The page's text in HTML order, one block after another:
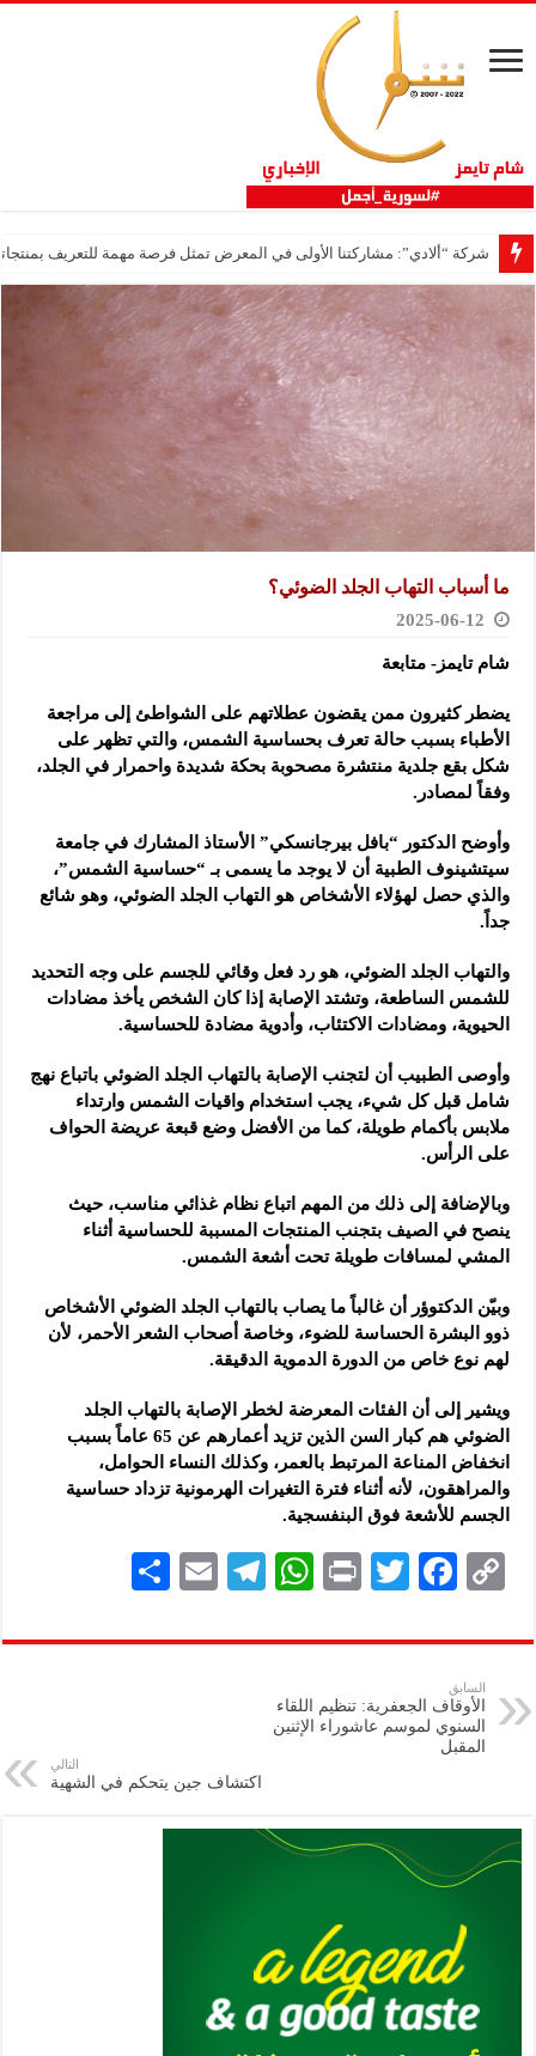
شركة “ألادي”: مشاركتنا الأولى في المعرض تمثل فرصة مهمة للتعريف
ما أسباب التهاب الجلد الضوئي؟
2025-06-12
شام تايمز- متابعة
يضطر كثيرون ممن يقضون عطلاتهم على الشواطئ إلى مراجعة
الأطباء بسبب حالة تعرف بحساسية الشمس، والتي تظهر على
شكل بقع جلدية منتشرة مصحوبة بحكة شديدة واحمرار في الجلد،
وفقاً لمصادر.
وأوضح الدكتور “بافل بيرجانسكي” الأستاذ المشارك في جامعة
سيتشينوف الطبية أن لا يوجد ما يسمى بـ “حساسية الشمس”،
والذي حصل لهؤلاء الأشخاص هو التهاب الجلد الضوئي، وهو شائع
جداً.
والتهاب الجلد الضوئي، هو رد فعل وقائي للجسم على وجه التحديد
للشمس الساطعة، وتشتد الإصابة إذا كان الشخص يأخذ مضادات
الحيوية، ومضادات الاكتئاب، وأدوية مضادة للحساسية.
وأوصى الطبيب أن لتجنب الإصابة بالتهاب الجلد الضوئي باتباع نهج
شامل قبل كل شيء، يجب استخدام واقيات الشمس وارتداء
ملابس بأكمام طويلة، كما من الأفضل وضع قبعة عريضة الحواف
على الرأس.
وبالإضافة إلى ذلك من المهم اتباع نظام غذائي مناسب، حيث
ينصح في الصيف بتجنب المنتجات المسببة للحساسية أثناء
المشي لمسافات طويلة تحت أشعة الشمس.
وبيّن الدكتوؤر أن غالباً ما يصاب بالتهاب الجلد الضوئي الأشخاص
ذوو البشرة الحساسة للضوء، وخاصة أصحاب الشعر الأحمر، لأن
لهم نوع خاص من الدورة الدموية الدقيقة.
ويشير إلى أن الفئات المعرضة لخطر الإصابة بالتهاب الجلد
الضوئي هم كبار السن الذين تزيد أعمارهم عن 65 عاماً بسبب
انخفاض المناعة المرتبط بالعمر، وكذلك النساء الحوامل،
والمراهقون، لأنه أثناء فترة التغيرات الهرمونية تزداد حساسية
الجسم للأشعة فوق البنفسجية.
C
p
y
Li
n
F
eb
k
T
tt
P
nt
W
at
A
p
Te
gr
E
ai
ar
السابق
الأوقاف الجعفرية: تنظيم اللقاء
السنوي لموسم عاشوراء الإثنين
المقبل
التالي
اكتشاف جين يتحكم في الشهية